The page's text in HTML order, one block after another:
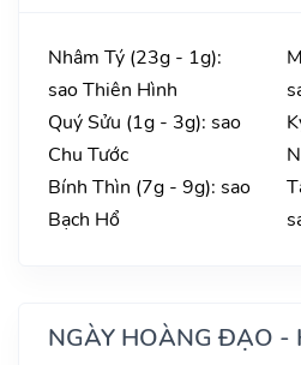
Nhâm Tý (23g - 1g):
sao Thiên Hình
Quý Sửu (1g - 3g): sao
Chu Tước
Bính Thìn (7g - 9g): sao
Bạch Hổ
NGÀY HOÀNG ĐẠO -